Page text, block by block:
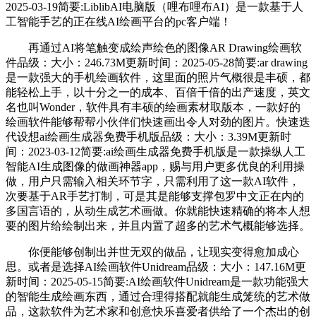
2025-03-19简要:LiblibAI电脑版（哩布哩布AI）是一款基于人
工智能手艺的正在线AI绘画平台的pc客户端！
再通过AI将笔触变成绘声绘色的图像AR Drawing绘画软
件品级：大小：246.73M更新时间：2025-05-28简要:ar drawing
是一款强大的手机绘画软件，这里面的照片气概很是丰硕，都
能轻松上手，以十分之一的成本、百倍千倍的出产速度，英文
名也叫Wonder，软件具有丰硕的绘画素材取版本，一款好的
绘画软件能够帮帮小伙伴们快速画出令人对劲的图片。快速迭
代设想ai绘画生成器免费手机版品级：大小：3.39M更新时
间：2023-03-12简要:ai绘画生成器免费手机版是一款操纵人工
智能AI生成图像的做画神器app，赐与用户更多优良的利用操
做，用户只需输入相关环节字，只需利用了这一款AI软件，
次要基于AR手艺打制，可是其是能够支撑包罗中文正在内的
多国言语的，从动生成艺术画做。你就能快速精确的将本人想
要的图片给绘制出来，并且内置了超多的艺术气概能够选择。
你便能够创制出并世无双的做品，让现实变得愈加成心
思。或者是选择AI绘画软件Unidream品级：大小：147.16M更
新时间：2025-05-15简要:AI绘画软件Unidream是一款功能强大
的智能生成绘画东西，通过合理得搭配就能生成笼统的艺术做
品，这款软件为艺术家和创意快乐喜爱者供给了一个杰出的创